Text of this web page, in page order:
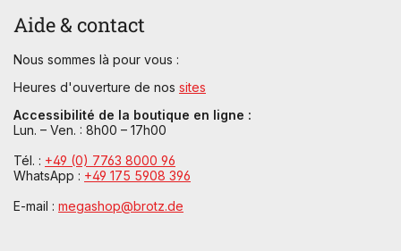
Aide & contact
Nous sommes là pour vous :
Heures d'ouverture de nos sites
Accessibilité de la boutique en ligne :
Lun. – Ven. : 8h00 – 17h00
Tél. : +49 (0) 7763 8000 96
WhatsApp : +49 175 5908 396
E-mail : megashop@brotz.de